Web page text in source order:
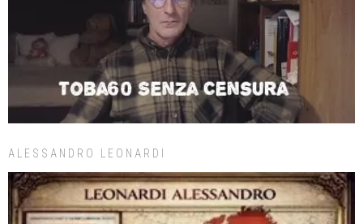
ALESSANDRO LEONARDI